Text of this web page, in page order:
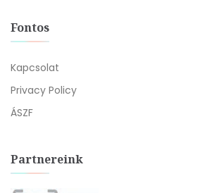
Fontos
Kapcsolat
Privacy Policy
ÁSZF
Partnereink